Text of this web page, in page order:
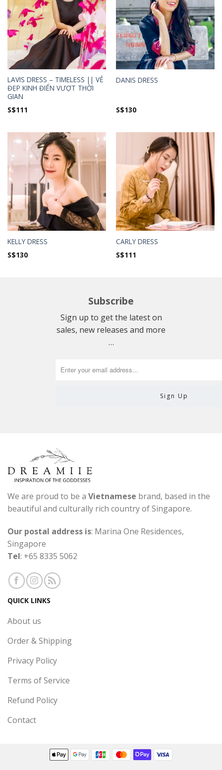
LAVIS DRESS – TIMELESS || VẺ
ĐẸP KINH ĐIỂN VƯỢT THỜI
GIAN
S$111
DANIS DRESS
S$130
KELLY DRESS
S$130
CARLY DRESS
S$111
Subscribe
Sign up to get the latest on
sales, new releases and more
…
We are proud to be a Vietnamese brand, based in the
beautiful and culturally rich country of Singapore.
Our postal address is: Marina One Residences,
Singapore
Tel: +65 8335 5062
QUICK LINKS
About us
Order & Shipping
Privacy Policy
Terms of Service
Refund Policy
Contact